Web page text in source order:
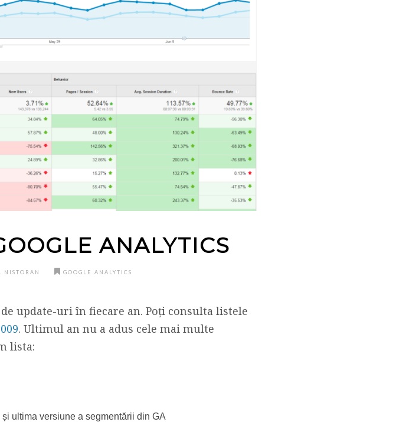
ANALYTICS
NISTORAN GOOGLE ANALYTICS
update-uri în fiecare an. Poți consulta listele
. Ultimul an nu a adus cele mai multe
lista:
ultima versiune a segmentării din GA